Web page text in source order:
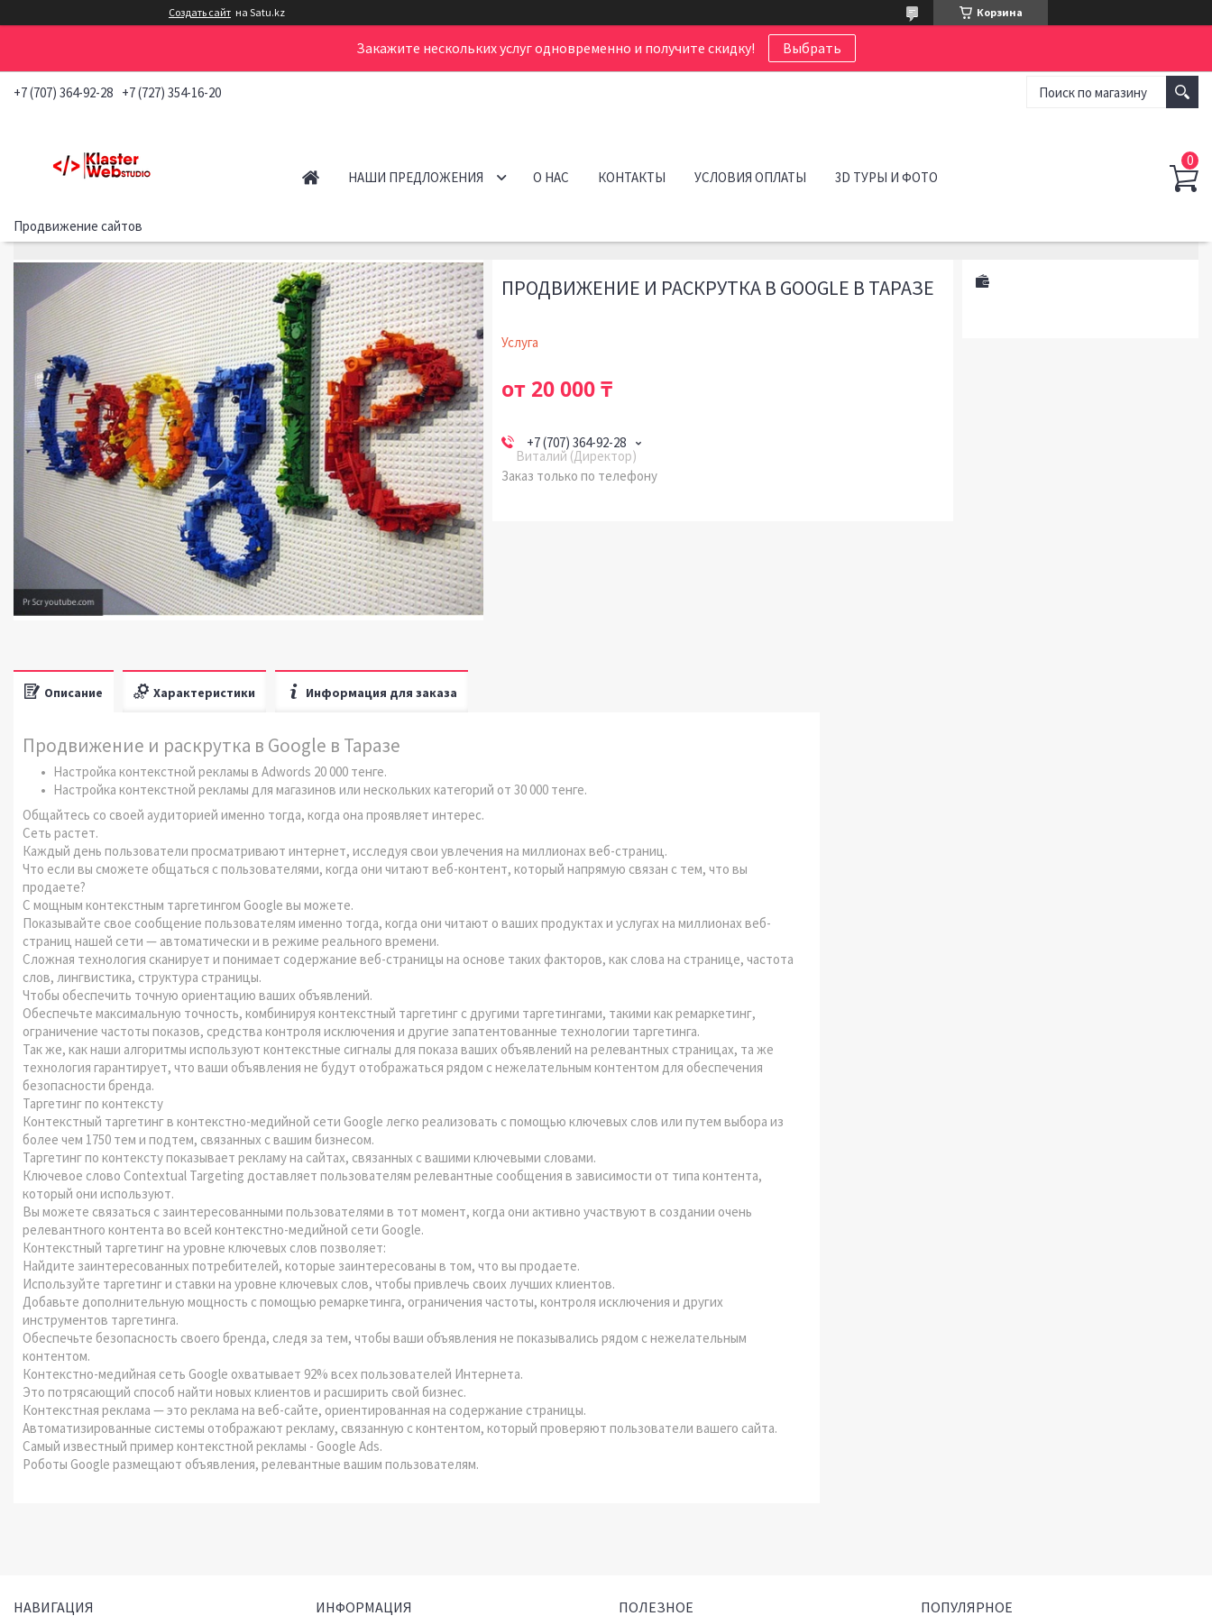
Создать сайт на Satu.kz Корзина
Закажите нескольких услуг одновременно и получите скидку! Выбрать
+7 (707) 364-92-28 +7 (727) 354-16-20
Продвижение сайтов
НАШИ ПРЕДЛОЖЕНИЯ О НАС КОНТАКТЫ УСЛОВИЯ ОПЛАТЫ 3D ТУРЫ И ФОТО
ПРОДВИЖЕНИЕ И РАСКРУТКА В GOOGLE В ТАРАЗЕ
Услуга
от 20 000 ₸
+7 (707) 364-92-28
Виталий (Директор)
Заказ только по телефону
Описание Характеристики Информация для заказа
Продвижение и раскрутка в Google в Таразе
Настройка контекстной рекламы в Adwords 20 000 тенге.
Настройка контекстной рекламы для магазинов или нескольких категорий от 30 000 тенге.
Общайтесь со своей аудиторией именно тогда, когда она проявляет интерес.
Сеть растет.
Каждый день пользователи просматривают интернет, исследуя свои увлечения на миллионах веб-страниц.
Что если вы сможете общаться с пользователями, когда они читают веб-контент, который напрямую связан с тем, что вы
продаете?
С мощным контекстным таргетингом Google вы можете.
Показывайте свое сообщение пользователям именно тогда, когда они читают о ваших продуктах и услугах на миллионах веб-
страниц нашей сети — автоматически и в режиме реального времени.
Сложная технология сканирует и понимает содержание веб-страницы на основе таких факторов, как слова на странице, частота
слов, лингвистика, структура страницы.
Чтобы обеспечить точную ориентацию ваших объявлений.
Обеспечьте максимальную точность, комбинируя контекстный таргетинг с другими таргетингами, такими как ремаркетинг,
ограничение частоты показов, средства контроля исключения и другие запатентованные технологии таргетинга.
Так же, как наши алгоритмы используют контекстные сигналы для показа ваших объявлений на релевантных страницах, та же
технология гарантирует, что ваши объявления не будут отображаться рядом с нежелательным контентом для обеспечения
безопасности бренда.
Таргетинг по контексту
Контекстный таргетинг в контекстно-медийной сети Google легко реализовать с помощью ключевых слов или путем выбора из
более чем 1750 тем и подтем, связанных с вашим бизнесом.
Таргетинг по контексту показывает рекламу на сайтах, связанных с вашими ключевыми словами.
Ключевое слово Contextual Targeting доставляет пользователям релевантные сообщения в зависимости от типа контента,
который они используют.
Вы можете связаться с заинтересованными пользователями в тот момент, когда они активно участвуют в создании очень
релевантного контента во всей контекстно-медийной сети Google.
Контекстный таргетинг на уровне ключевых слов позволяет:
Найдите заинтересованных потребителей, которые заинтересованы в том, что вы продаете.
Используйте таргетинг и ставки на уровне ключевых слов, чтобы привлечь своих лучших клиентов.
Добавьте дополнительную мощность с помощью ремаркетинга, ограничения частоты, контроля исключения и других
инструментов таргетинга.
Обеспечьте безопасность своего бренда, следя за тем, чтобы ваши объявления не показывались рядом с нежелательным
контентом.
Контекстно-медийная сеть Google охватывает 92% всех пользователей Интернета.
Это потрясающий способ найти новых клиентов и расширить свой бизнес.
Контекстная реклама — это реклама на веб-сайте, ориентированная на содержание страницы.
Автоматизированные системы отображают рекламу, связанную с контентом, который проверяют пользователи вашего сайта.
Самый известный пример контекстной рекламы - Google Ads.
Роботы Google размещают объявления, релевантные вашим пользователям.
НАВИГАЦИЯ ИНФОРМАЦИЯ ПОЛЕЗНОЕ ПОПУЛЯРНОЕ